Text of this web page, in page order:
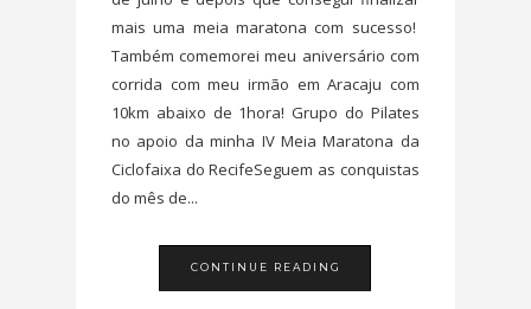
mais uma meia maratona com sucesso!
Também comemorei meu aniversário com
corrida com meu irmão em Aracaju com
10km abaixo de 1hora! Grupo do Pilates
no apoio da minha IV Meia Maratona da
Ciclofaixa do RecifeSeguem as conquistas
do mês de...
CONTINUE READING